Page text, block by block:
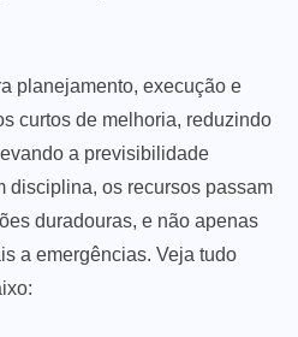
planejamento, execução e
curtos de melhoria, reduzindo
a previsibilidade
disciplina, os recursos passam
duradouras, e não apenas
a emergências. Veja tudo